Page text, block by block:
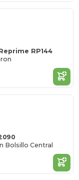
RP144
Bolsillo Central